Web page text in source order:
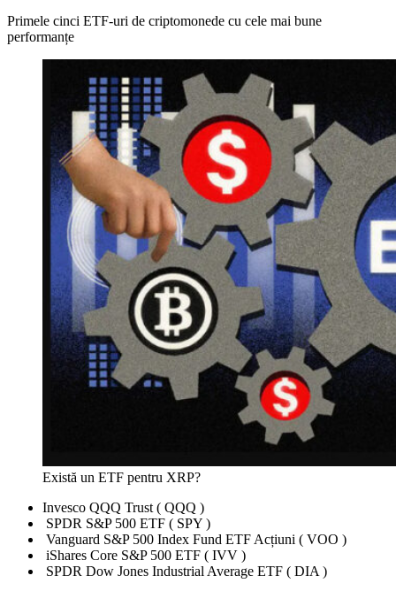
Primele cinci ETF-uri de criptomonede cu cele mai bune
performanțe
Există un ETF pentru XRP?
Invesco QQQ Trust ( QQQ )
SPDR S&P 500 ETF ( SPY )
Vanguard S&P 500 Index Fund ETF Acțiuni ( VOO )
iShares Core S&P 500 ETF ( IVV )
SPDR Dow Jones Industrial Average ETF ( DIA )